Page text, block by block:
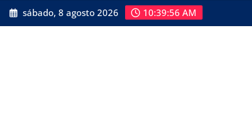
Saltar
al
sábado, 8 agosto 2026 10:39:57 AM